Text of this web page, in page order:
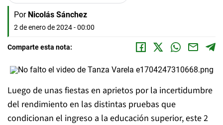
Por Nicolás Sánchez
2 de enero de 2024 - 00:00
Comparte esta nota:
Luego de unas fiestas en aprietos por la incertidumbre
del rendimiento en las distintas pruebas que
condicionan el ingreso a la educación superior, este 2